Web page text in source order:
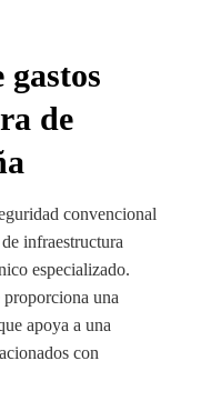
de
convencional
infraestructura
especializado.
una
apoya a una
con